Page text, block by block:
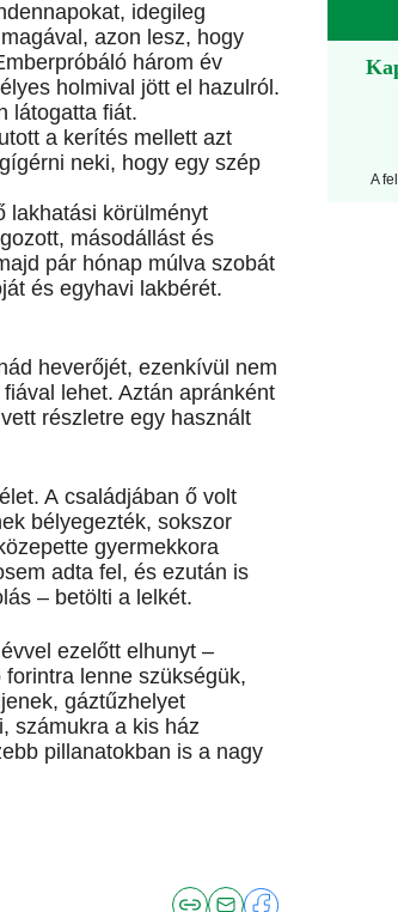
idegileg
azon lesz, hogy
három év
holmival jött el hazulról.
látogatta fiát.
a kerítés mellett azt
neki, hogy egy szép
lakhatási körülményt
másodállást és
pár hónap múlva szobát
és egyhavi lakbérét.
heverőjét, ezenkívül nem
lehet. Aztán apránként
részletre egy használt
A családjában ő volt
bélyegezték, sokszor
gyermekkora
adta fel, és ezután is
– betölti a lelkét.
ezelőtt elhunyt –
lenne szükségük,
gáztűzhelyet
számukra a kis ház
pillanatokban is a nagy
A